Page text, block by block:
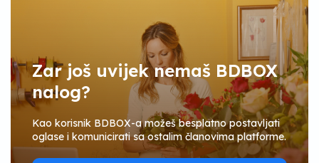
Zar još uvijek nemaš BDBOX
nalog?
Kao korisnik BDBOX-a možeš besplatno postavljati
oglase i komunicirati sa ostalim članovima platforme.